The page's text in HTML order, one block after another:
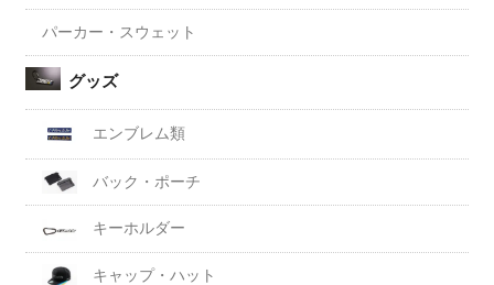
パーカー・スウェット
グッズ
エンブレム類
バック・ポーチ
キーホルダー
キャップ・ハット